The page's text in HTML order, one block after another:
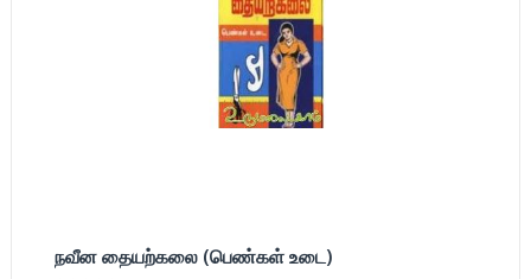
நவீன தையற்கலை (பெண்கள் உடை)